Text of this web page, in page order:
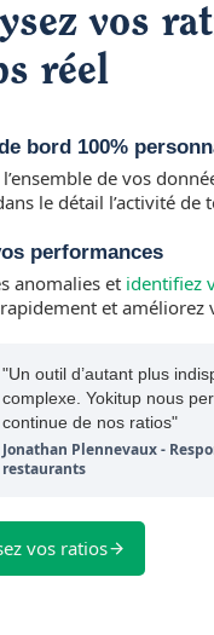
vos
réel
bord 100%
de vos
le détail l’activité de
performances
anomalies et identifiez
et améliorez
"Un outil d’autant plus
complexe. Yokitup nous
continue de nos ratios"
Jonathan Plennevaux -
restaurants
vos ratios